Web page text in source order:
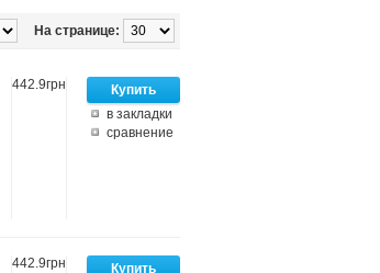
На странице:
в закладки
сравнение
442.9грн
442.9грн